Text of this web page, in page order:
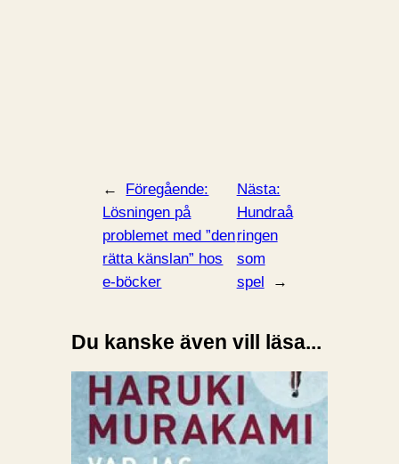
←
Föregående:
Lösningen på
problemet med ”den
rätta känslan” hos
e-böcker
Nästa:
Hundraå
ringen
som
spel
→
Du kanske även vill läsa...